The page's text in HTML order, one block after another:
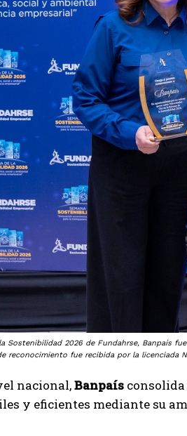
Sostenibilidad 2026 de Fundahrse, Banpaís
reconocimiento fue recibida por la licenciada
nacional,Banpaís
y eficientes mediante su